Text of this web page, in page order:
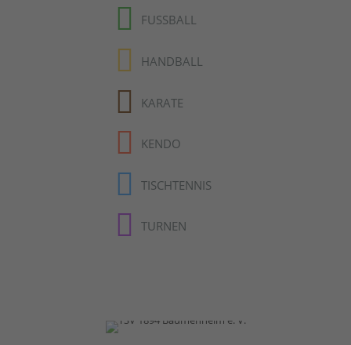
FUSSBALL
HANDBALL
KARATE
KENDO
TISCHTENNIS
TURNEN